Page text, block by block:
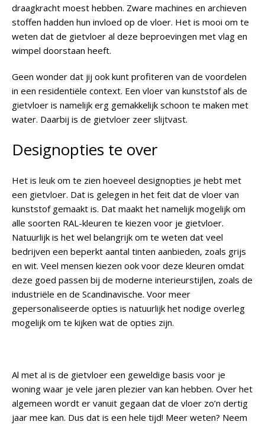
draagkracht moest hebben. Zware machines en archieven
stoffen hadden hun invloed op de vloer. Het is mooi om te
weten dat de gietvloer al deze beproevingen met vlag en
wimpel doorstaan heeft.
Geen wonder dat jij ook kunt profiteren van de voordelen
in een residentiële context. Een vloer van kunststof als de
gietvloer is namelijk erg gemakkelijk schoon te maken met
water. Daarbij is de gietvloer zeer slijtvast.
Designopties te over
Het is leuk om te zien hoeveel designopties je hebt met
een gietvloer. Dat is gelegen in het feit dat de vloer van
kunststof gemaakt is. Dat maakt het namelijk mogelijk om
alle soorten RAL-kleuren te kiezen voor je gietvloer.
Natuurlijk is het wel belangrijk om te weten dat veel
bedrijven een beperkt aantal tinten aanbieden, zoals grijs
en wit. Veel mensen kiezen ook voor deze kleuren omdat
deze goed passen bij de moderne interieurstijlen, zoals de
industriële en de Scandinavische. Voor meer
gepersonaliseerde opties is natuurlijk het nodige overleg
mogelijk om te kijken wat de opties zijn.
Al met al is de gietvloer een geweldige basis voor je
woning waar je vele jaren plezier van kan hebben. Over het
algemeen wordt er vanuit gegaan dat de vloer zo’n dertig
jaar mee kan. Dus dat is een hele tijd! Meer weten? Neem